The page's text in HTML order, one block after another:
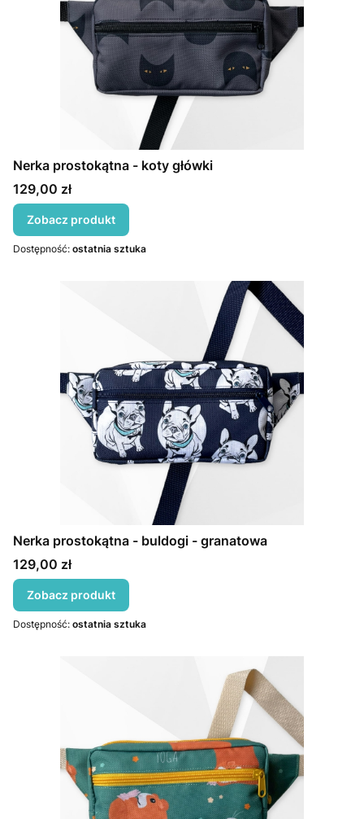
Nerka prostokątna - koty główki
Cena
129,00 zł
Zobacz produkt
Dostępność: ostatnia sztuka
Nerka prostokątna - buldogi - granatowa
Cena
129,00 zł
Zobacz produkt
Dostępność: ostatnia sztuka